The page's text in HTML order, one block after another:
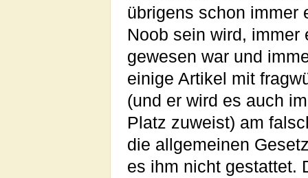
übrigens schon immer
Noob sein wird,
gewesen war und
einige Artikel mit
(und er wird es auch
Platz zuweist) am
die allgemeinen
es ihm nicht gestattet.